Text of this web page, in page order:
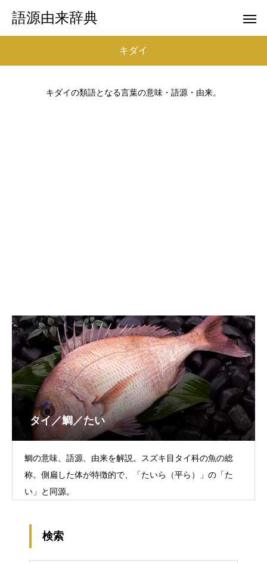
語源由来辞典
キダイ
キダイの類語となる言葉の意味・語源・由来。
タイ／鯛／たい
鯛の意味、語源、由来を解説。スズキ目タイ科の魚の総
称。側扁した体が特徴的で、「たいら（平ら）」の「た
い」と同源。
検索